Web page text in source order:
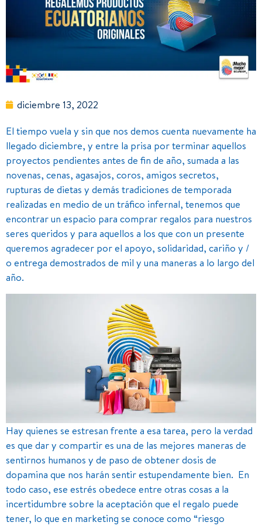
diciembre 13, 2022
El tiempo vuela y sin que nos demos cuenta nuevamente ha
llegado diciembre, y entre la prisa por terminar aquellos
proyectos pendientes antes de fin de año, sumada a las
novenas, cenas, agasajos, coros, amigos secretos,
rupturas de dietas y demás tradiciones de temporada
realizadas en medio de un tráfico infernal, tenemos que
encontrar un espacio para comprar regalos para nuestros
seres queridos y para aquellos a los que con un presente
queremos agradecer por el apoyo, solidaridad, cariño y /
o entrega demostrados de mil y una maneras a lo largo del
año.
Hay quienes se estresan frente a esa tarea, pero la verdad
es que dar y compartir es una de las mejores maneras de
sentirnos humanos y de paso de obtener dosis de
dopamina que nos harán sentir estupendamente bien. En
todo caso, ese estrés obedece entre otras cosas a la
incertidumbre sobre la aceptación que el regalo puede
tener, lo que en marketing se conoce como “riesgo